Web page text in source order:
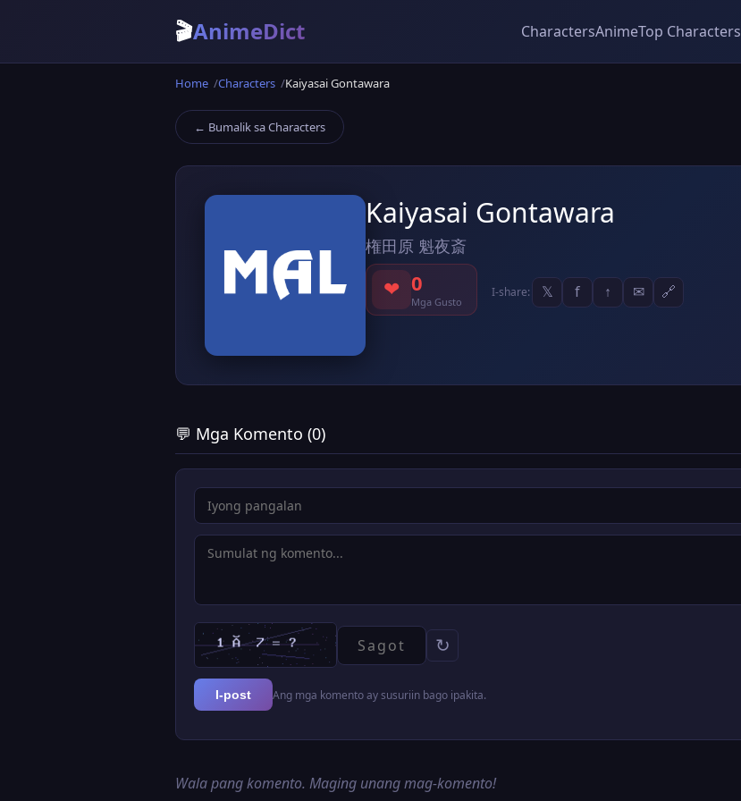
🎬AnimeDict CharactersAnimeTop Characters
Home Characters Kaiyasai Gontawara
← Bumalik sa Characters
Kaiyasai Gontawara
権田原 魁夜斎
❤ 0
Mga Gusto
I-share: 𝕏 f ↑ ✉ 🔗
💬 Mga Komento (0)
↻
I-post Ang mga komento ay susuriin bago ipakita.
Wala pang komento. Maging unang mag-komento!